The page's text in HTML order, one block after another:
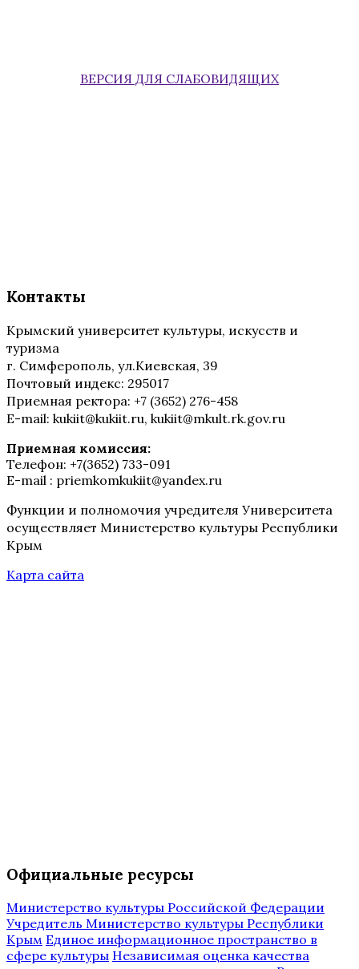
ВЕРСИЯ ДЛЯ СЛАБОВИДЯЩИХ
Контакты
Крымский университет культуры, искусств и
туризма
г. Симферополь, ул.Киевская, 39
Почтовый индекс: 295017
Приемная ректора: +7 (3652) 276-458
E-mail: kukiit@kukiit.ru, kukiit@mkult.rk.gov.ru
Приемная комиссия:
Телефон: +7(3652) 733-091
E-mail : priemkomkukiit@yandex.ru
Функции и полномочия учредителя Университета
осуществляет Министерство культуры Республики
Крым
Карта сайта
Официальные ресурсы
Министерство культуры Российской Федерации
Учредитель Министерство культуры Республики
Крым Единое информационное пространство в
сфере культуры Независимая оценка качества